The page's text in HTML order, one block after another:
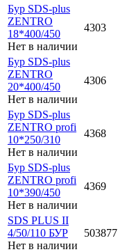
Бур SDS-plus
ZENTRO
18*400/450
Нет в наличии
4303
Бур SDS-plus
ZENTRO
20*400/450
Нет в наличии
4306
Бур SDS-plus
ZENTRO profi
10*250/310
Нет в наличии
4368
Бур SDS-plus
ZENTRO profi
10*390/450
Нет в наличии
4369
SDS PLUS II
4/50/110 БУР
Нет в наличии
503877